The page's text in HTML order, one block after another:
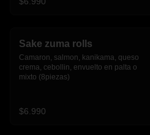
Sake zuma rolls
Camaron, salmon, kanikama, queso
crema, cebollin, envuelto en palta o
mixto (8piezas)
$6.990